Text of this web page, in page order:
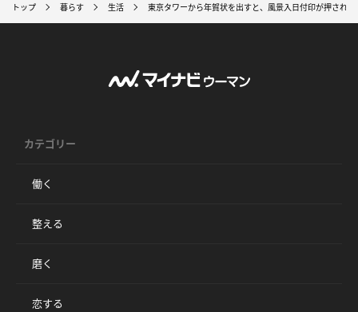
トップ 暮らす 生活 東京タワーから年賀状を出すと、風景入日付印が押され
カテゴリー
働く
整える
磨く
恋する